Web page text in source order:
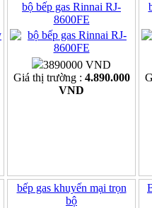
bộ bếp gas Rinnai RJ-
8600FE
3890000 VND
Giá thị trường : 4.890.000
VND
bếp gas khuyến mại trọn
bộ